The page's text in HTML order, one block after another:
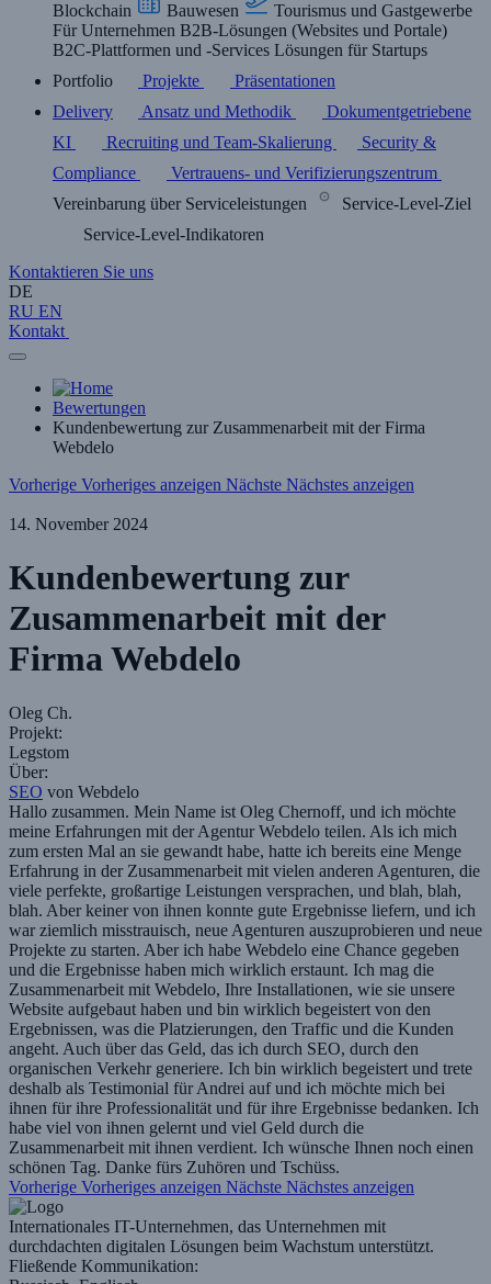
Blockchain
Bauwesen
Tourismus und Gastgewerbe
Für Unternehmen B2B-Lösungen (Websites und Portale)
B2C-Plattformen und -Services Lösungen für Startups
Portfolio
Projekte
Präsentationen
Delivery
Ansatz und Methodik
Dokumentgetriebene
KI
Recruiting und Team-Skalierung
Security &
Compliance
Vertrauens- und Verifizierungszentrum
Vereinbarung über Serviceleistungen
Service-Level-Ziel
Service-Level-Indikatoren
Kontaktieren Sie uns
DE
RU EN
Kontakt
Bewertungen
Kundenbewertung zur Zusammenarbeit mit der Firma
Webdelo
Vorherige Vorheriges anzeigen Nächste Nächstes anzeigen
14. November 2024
Kundenbewertung zur
Zusammenarbeit mit der
Firma Webdelo
Oleg Ch.
Projekt:
Legstom
Über:
SEO von Webdelo
Hallo zusammen. Mein Name ist Oleg Chernoff, und ich möchte
meine Erfahrungen mit der Agentur Webdelo teilen. Als ich mich
zum ersten Mal an sie gewandt habe, hatte ich bereits eine Menge
Erfahrung in der Zusammenarbeit mit vielen anderen Agenturen, die
viele perfekte, großartige Leistungen versprachen, und blah, blah,
blah. Aber keiner von ihnen konnte gute Ergebnisse liefern, und ich
war ziemlich misstrauisch, neue Agenturen auszuprobieren und neue
Projekte zu starten. Aber ich habe Webdelo eine Chance gegeben
und die Ergebnisse haben mich wirklich erstaunt. Ich mag die
Zusammenarbeit mit Webdelo, Ihre Installationen, wie sie unsere
Website aufgebaut haben und bin wirklich begeistert von den
Ergebnissen, was die Platzierungen, den Traffic und die Kunden
angeht. Auch über das Geld, das ich durch SEO, durch den
organischen Verkehr generiere. Ich bin wirklich begeistert und trete
deshalb als Testimonial für Andrei auf und ich möchte mich bei
ihnen für ihre Professionalität und für ihre Ergebnisse bedanken. Ich
habe viel von ihnen gelernt und viel Geld durch die
Zusammenarbeit mit ihnen verdient. Ich wünsche Ihnen noch einen
schönen Tag. Danke fürs Zuhören und Tschüss.
Vorherige Vorheriges anzeigen Nächste Nächstes anzeigen
Internationales IT-Unternehmen, das Unternehmen mit
durchdachten digitalen Lösungen beim Wachstum unterstützt.
Fließende Kommunikation: